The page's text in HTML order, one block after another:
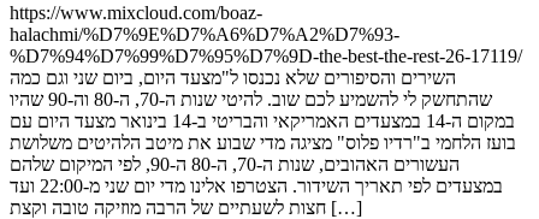
https://www.mixcloud.com/boaz-
halachmi/%D7%9E%D7%A6%D7%A2%D7%93-
%D7%94%D7%99%D7%95%D7%9D-the-best-the-rest-26-17119/
השירים והסיפורים שלא נכנסו ל"מצעד היום, ביום שני וגם כמה
שהתחשק לי להשמיע לכם שוב. להיטי שנות ה-70, ה-80 וה-90 שהיו
במקום ה-14 במצעדים האמריקאי והבריטי ב-14 בינואר מצעד היום עם
בועז הלחמי ב"רדיו פלוס" מציגה מדי שבוע את מיטב הלהיטים משלושת
העשורים האהובים, שנות ה-70, ה-80 ה-90, לפי המיקום שלהם
במצעדים לפי תאריך השידור. הצטרפו אלינו מדי יום שני מ-22:00 ועד
חצות לשעתיים של הרבה מוזיקה טובה וקצת […]